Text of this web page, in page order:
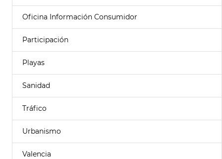
Oficina Información Consumidor
Participación
Playas
Sanidad
Tráfico
Urbanismo
Valencia